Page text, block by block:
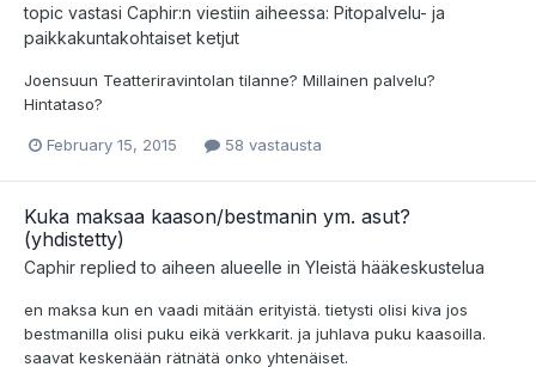
topic vastasi Caphir:n viestiin aiheessa: Pitopalvelu- ja
paikkakuntakohtaiset ketjut
Joensuun Teatteriravintolan tilanne? Millainen palvelu?
Hintataso?
February 15, 2015 58 vastausta
Kuka maksaa kaason/bestmanin ym. asut?
(yhdistetty)
Caphir replied to aiheen alueelle in Yleistä hääkeskustelua
en maksa kun en vaadi mitään erityistä. tietysti olisi kiva jos
bestmanilla olisi puku eikä verkkarit. ja juhlava puku kaasoilla.
saavat keskenään rätnätä onko yhtenäiset.